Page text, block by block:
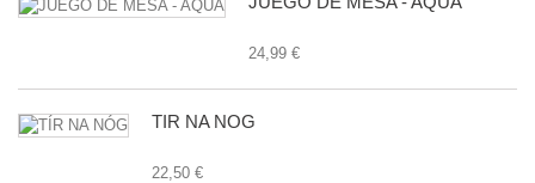
24,99 €
TÍR NA NÓG
22,50 €